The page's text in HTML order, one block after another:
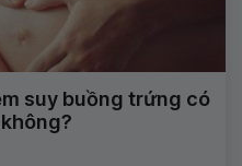
suy buồng trứng có